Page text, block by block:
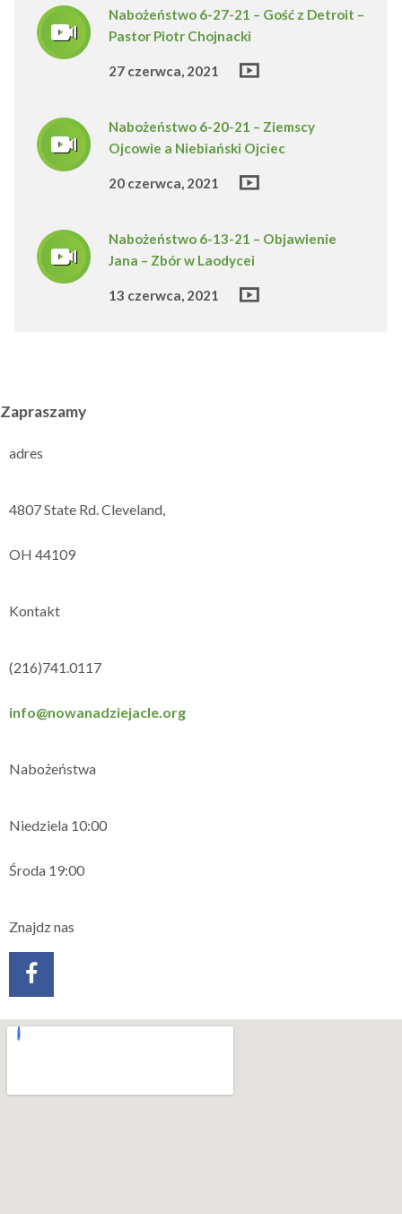
Nabożeństwo 6-27-21 – Gość z Detroit –
Pastor Piotr Chojnacki
27 czerwca, 2021
Nabożeństwo 6-20-21 – Ziemscy
Ojcowie a Niebiański Ojciec
20 czerwca, 2021
Nabożeństwo 6-13-21 – Objawienie
Jana – Zbór w Laodycei
13 czerwca, 2021
Zapraszamy
adres
4807 State Rd. Cleveland,
OH 44109
Kontakt
(216)741.0117
info@nowanadziejacle.org
Nabożeństwa
Niedziela 10:00
Środa 19:00
Znajdz nas